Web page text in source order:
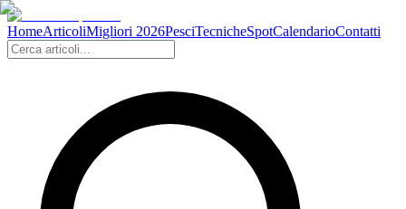
HomeArticoliMigliori 2026PesciTecnicheSpotCalendarioContatti